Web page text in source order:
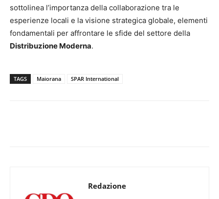
sottolinea l’importanza della collaborazione tra le
esperienze locali e la visione strategica globale, elementi
fondamentali per affrontare le sfide del settore della
Distribuzione Moderna.
TAGS Maiorana SPAR International
Redazione